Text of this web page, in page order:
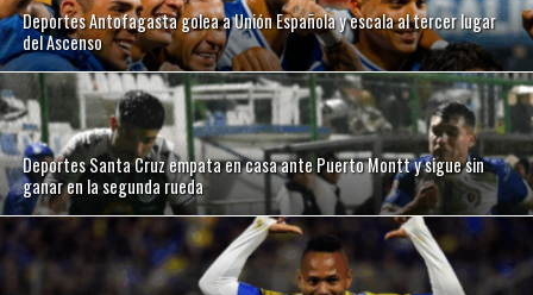
Deportes Antofagasta golea a Unión Española y escala al tercer lugar
del Ascenso
Deportes Santa Cruz empata en casa ante Puerto Montt y sigue sin
ganar en la segunda rueda